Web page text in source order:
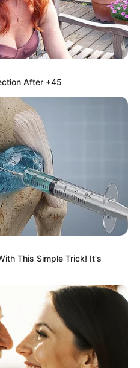
You? Think Again
Cast Has Changed After
After +45
This Simple Trick! It's